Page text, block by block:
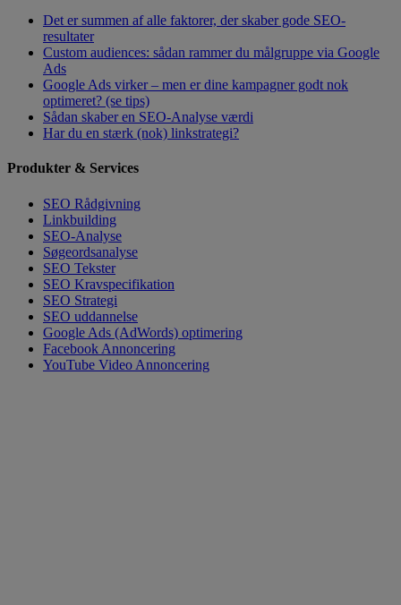
Det er summen af alle faktorer, der skaber gode SEO-
resultater
Custom audiences: sådan rammer du målgruppe via Google
Ads
Google Ads virker – men er dine kampagner godt nok
optimeret? (se tips)
Sådan skaber en SEO-Analyse værdi
Har du en stærk (nok) linkstrategi?
Produkter & Services
SEO Rådgivning
Linkbuilding
SEO-Analyse
Søgeordsanalyse
SEO Tekster
SEO Kravspecifikation
SEO Strategi
SEO uddannelse
Google Ads (AdWords) optimering
Facebook Annoncering
YouTube Video Annoncering